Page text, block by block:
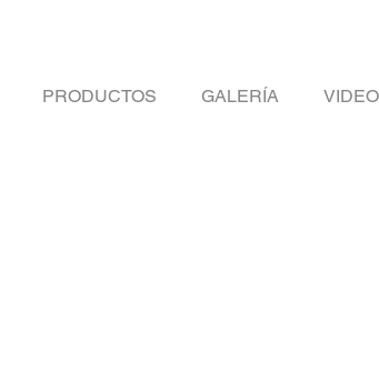
PRODUCTOS GALERÍA